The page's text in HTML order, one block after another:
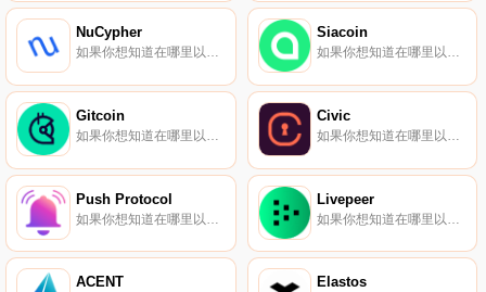
NuCypher
如果你想知道在哪里以當前價格購買NuCypher,目前交易{NuCypher]股票的頂級加密貨幣交易所是Bitget、Gate.io、UpNUt、Uniswap（V3）和Uniswap。您可以在我們的加密貨幣交易所頁面上找到其他列表.
Siacoin
如果你想知道在哪里以當前價格購買Siacoin,目前交易{Siacoin]股票的頂級加密貨幣交易所是Binance、OKX、Bitrue、CoinW和BySCt。您可以在我們的加密貨幣交易所頁面上找到其他列表.
Gitcoin
如果你想知道在哪里以當前價格購買Gitcoin,目前交易{Gitcoin]股票的頂級加密貨幣交易所是Binance、Bitrue、CoinW、ByGTCt和Bitget。您可以在我們的加密貨幣交易所頁面上找到其他列表。要了解更多關于這個項目的信息,請查看我們對Gitcoin的深入了解.
Civic
如果你想知道在哪里以當前價格購買Civic,目前交易{Civic]股票的頂級加密貨幣交易所是Binance、OKX、Bitrue、CoinW和ByCVCt。您可以在我們的加密貨幣交易所頁面上找到其他列表.
Push Protocol Livepeer
ACENT Elastos